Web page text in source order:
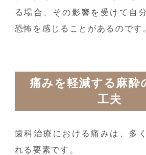
る場合、その影響を受けて自
恐怖を感じることがあるのです
痛みを軽減する麻酔
工夫
歯科治療における痛みは、多
れる要素です。